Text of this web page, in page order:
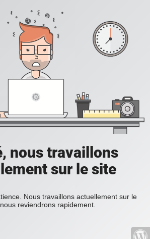
nous travaillons
sur le site
Nous travaillons actuellement sur le
reviendrons rapidement.